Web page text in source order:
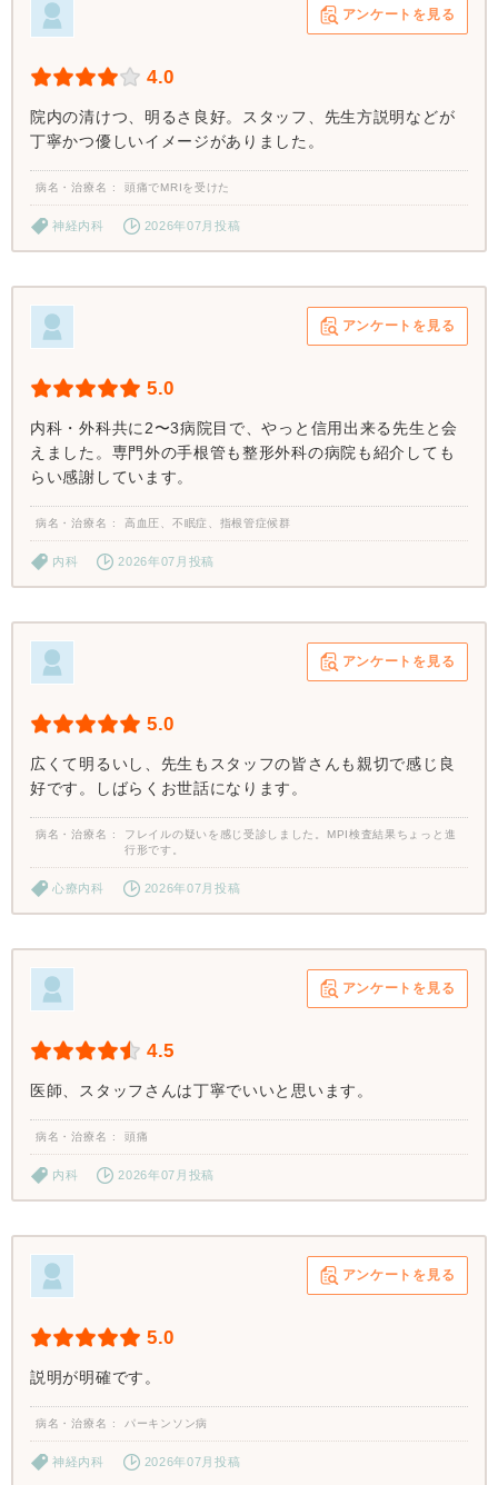
アンケートを見る
4.0
院内の清けつ、明るさ良好。スタッフ、先生方説明などが
丁寧かつ優しいイメージがありました。
病名・治療名 頭痛でMRIを受けた
神経内科 2026年07月投稿
アンケートを見る
5.0
内科・外科共に2〜3病院目で、やっと信用出来る先生と会
えました。専門外の手根管も整形外科の病院も紹介しても
らい感謝しています。
病名・治療名 高血圧、不眠症、指根管症候群
内科 2026年07月投稿
アンケートを見る
5.0
広くて明るいし、先生もスタッフの皆さんも親切で感じ良
好です。しばらくお世話になります。
病名・治療名
フレイルの疑いを感じ受診しました。MPI検査結果ちょっと進
行形です。
心療内科 2026年07月投稿
アンケートを見る
4.5
医師、スタッフさんは丁寧でいいと思います。
病名・治療名 頭痛
内科 2026年07月投稿
アンケートを見る
5.0
説明が明確です。
病名・治療名 パーキンソン病
神経内科 2026年07月投稿